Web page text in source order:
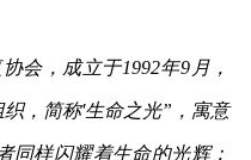
会，成立于1992年9月，
，简称'生命之光”，寓意
同样闪耀着生命的光辉；